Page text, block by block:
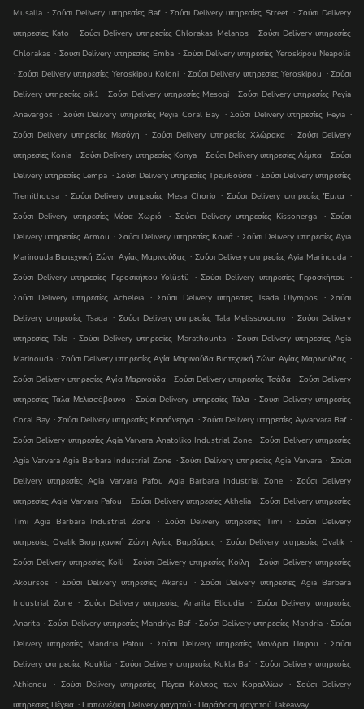
Musalla . Ʃούσι Delivery υπηρεσίες Baf . Ʃούσι Delivery υπηρεσίες Street . Ʃούσι Delivery
υπηρεσίες Kato . Ʃούσι Delivery υπηρεσίες Chlorakas Melanos . Ʃούσι Delivery υπηρεσίες
Chlorakas . Ʃούσι Delivery υπηρεσίες Emba . Ʃούσι Delivery υπηρεσίες Yeroskipou Neapolis
. Ʃούσι Delivery υπηρεσίες Yeroskipou Koloni . Ʃούσι Delivery υπηρεσίες Yeroskipou . Ʃούσι
Delivery υπηρεσίες oik1 . Ʃούσι Delivery υπηρεσίες Mesogi . Ʃούσι Delivery υπηρεσίες Peyia
Anavargos . Ʃούσι Delivery υπηρεσίες Peyia Coral Bay . Ʃούσι Delivery υπηρεσίες Peyia .
Ʃούσι Delivery υπηρεσίες Μεσόγη
. Ʃούσι Delivery υπηρεσίες Χλώρακα . Ʃούσι Delivery
υπηρεσίες Konia . Ʃούσι Delivery υπηρεσίες Konya . Ʃούσι Delivery υπηρεσίες Λέμπα . Ʃούσι
Delivery υπηρεσίες Lempa . Ʃούσι Delivery υπηρεσίες Τρεμιθούσα . Ʃούσι Delivery υπηρεσίες
Tremithousa . Ʃούσι Delivery υπηρεσίες Mesa Chorio . Ʃούσι Delivery υπηρεσίες Έμπα .
Ʃούσι Delivery υπηρεσίες Μέσα Χωριό
. Ʃούσι Delivery υπηρεσίες Kissonerga . Ʃούσι
Delivery υπηρεσίες Armou . Ʃούσι Delivery υπηρεσίες Κονιά . Ʃούσι Delivery υπηρεσίες Ayia
Marinouda Βιοτεχνική Ζώνη Αγίας Μαρινούδας . Ʃούσι Delivery υπηρεσίες Ayia Marinouda .
Ʃούσι Delivery υπηρεσίες Γεροσκήπου Yolüstü . Ʃούσι Delivery υπηρεσίες Γεροσκήπου .
Ʃούσι Delivery υπηρεσίες Acheleia . Ʃούσι Delivery υπηρεσίες Tsada Olympos . Ʃούσι
Delivery υπηρεσίες Tsada . Ʃούσι Delivery υπηρεσίες Tala Melissovouno . Ʃούσι Delivery
υπηρεσίες Tala . Ʃούσι Delivery υπηρεσίες Marathounta . Ʃούσι Delivery υπηρεσίες Agia
Marinouda . Ʃούσι Delivery υπηρεσίες Αγία Μαρινούδα Βιοτεχνική Ζώνη Αγίας Μαρινούδας .
Ʃούσι Delivery υπηρεσίες Αγία Μαρινούδα . Ʃούσι Delivery υπηρεσίες Τσάδα . Ʃούσι Delivery
υπηρεσίες Τάλα Μελισσόβουνο . Ʃούσι Delivery υπηρεσίες Τάλα . Ʃούσι Delivery υπηρεσίες
Coral Bay . Ʃούσι Delivery υπηρεσίες Κισσόνεργα . Ʃούσι Delivery υπηρεσίες Ayvarvara Baf .
Ʃούσι Delivery υπηρεσίες Agia Varvara Anatoliko Industrial Zone . Ʃούσι Delivery υπηρεσίες
Agia Varvara Agia Barbara Industrial Zone . Ʃούσι Delivery υπηρεσίες Agia Varvara . Ʃούσι
Delivery υπηρεσίες Agia Varvara Pafou Agia Barbara Industrial Zone
. Ʃούσι Delivery
υπηρεσίες Agia Varvara Pafou . Ʃούσι Delivery υπηρεσίες Akhelia . Ʃούσι Delivery υπηρεσίες
Timi Agia Barbara Industrial Zone
. Ʃούσι Delivery υπηρεσίες Timi . Ʃούσι Delivery
υπηρεσίες Ovalık Βιομηχανική Ζώνη Αγίας Βαρβάρας . Ʃούσι Delivery υπηρεσίες Ovalık .
Ʃούσι Delivery υπηρεσίες Koili . Ʃούσι Delivery υπηρεσίες Κοίλη . Ʃούσι Delivery υπηρεσίες
Akoursos . Ʃούσι Delivery υπηρεσίες Akarsu . Ʃούσι Delivery υπηρεσίες Agia Barbara
Industrial Zone . Ʃούσι Delivery υπηρεσίες Anarita Elioudia . Ʃούσι Delivery υπηρεσίες
Anarita . Ʃούσι Delivery υπηρεσίες Mandri̇ya Baf . Ʃούσι Delivery υπηρεσίες Mandria . Ʃούσι
Delivery υπηρεσίες Mandria Pafou
. Ʃούσι Delivery υπηρεσίες Μανδρια Παφου . Ʃούσι
Delivery υπηρεσίες Kouklia . Ʃούσι Delivery υπηρεσίες Kukla Baf . Ʃούσι Delivery υπηρεσίες
Athienou
. Ʃούσι Delivery υπηρεσίες Πέγεια Κόλπος των Κοραλλίων . Ʃούσι Delivery
υπηρεσίες Πέγεια . Γιαπωνέζικη Delivery φαγητού . Παράδοση φαγητού Takeaway